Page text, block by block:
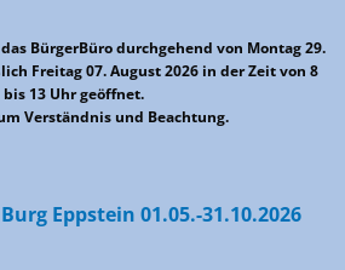
BürgerBüro durchgehend von Montag 29.
Freitag 07. August 2026 in der Zeit von 8
bis 13 Uhr geöffnet.
Verständnis und Beachtung.
Eppstein 01.05.-31.10.2026